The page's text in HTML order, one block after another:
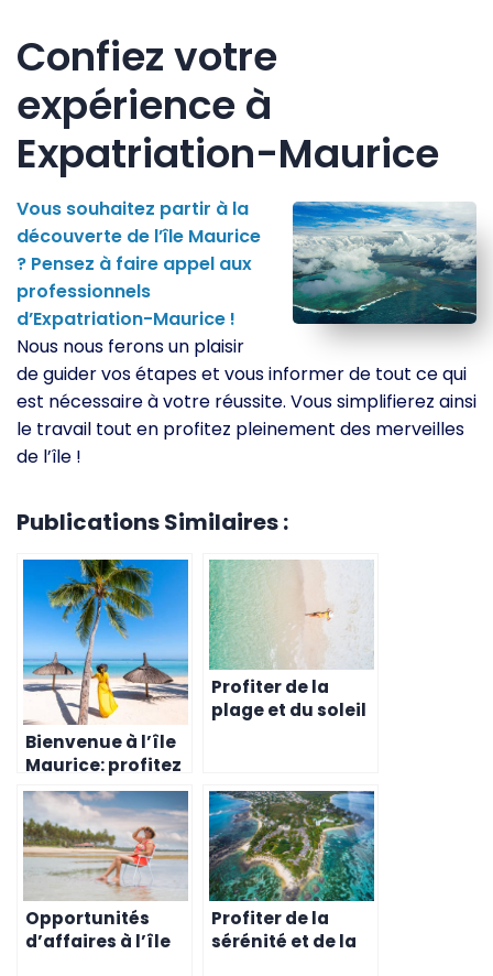
Confiez votre
expérience à
Expatriation-Maurice
Vous souhaitez partir à la
découverte de l’île Maurice
? Pensez à faire appel aux
professionnels
d’Expatriation-Maurice !
Nous nous ferons un plaisir
de guider vos étapes et vous informer de tout ce qui
est nécessaire à votre réussite. Vous simplifierez ainsi
le travail tout en profitez pleinement des merveilles
de l’île !
Publications Similaires :
Bienvenue à l’île
Maurice: profitez
de la vie
expatriée!
Profiter de la
plage et du soleil
Opportunités
d’affaires à l’île
Profiter de la
sérénité et de la